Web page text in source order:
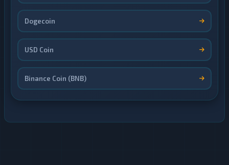
Dogecoin
USD Coin
Binance Coin (BNB)